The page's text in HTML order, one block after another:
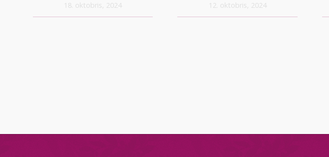
18. oktobris, 2024 12. oktobris, 2024